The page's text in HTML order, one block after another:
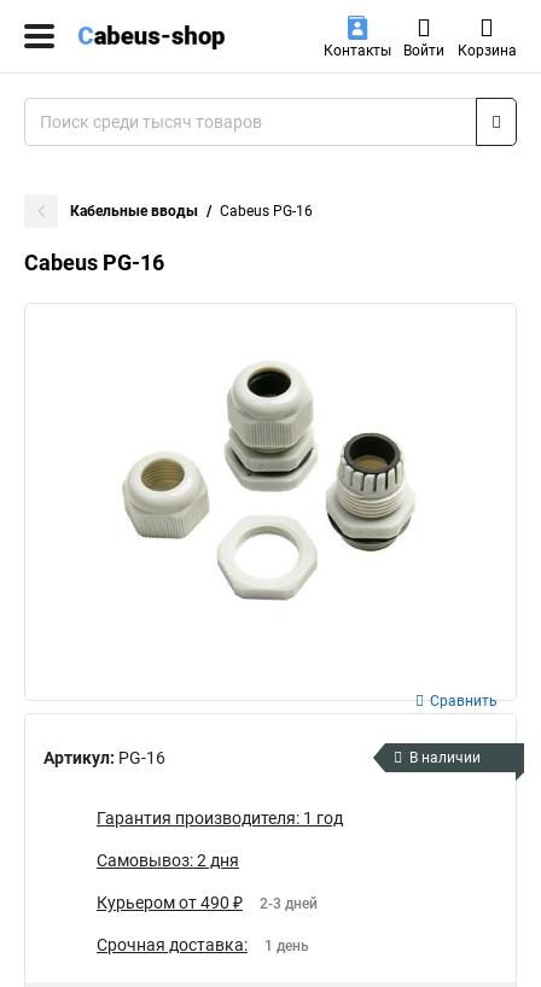
Контакты Войти Корзина
Кабельные вводы Cabeus PG-16
Cabeus PG-16
Артикул: PG-16
Сравнить
В наличии
Гарантия производителя: 1 год
Самовывоз: 2 дня
Курьером от 490 ₽ 2-3 дней
Срочная доставка: 1 день